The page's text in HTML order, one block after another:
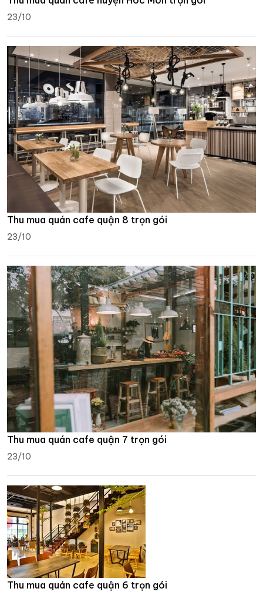
23/10
Thu mua quán cafe quận 8 trọn gói
23/10
Thu mua quán cafe quận 7 trọn gói
23/10
Thu mua quán cafe quận 6 trọn gói